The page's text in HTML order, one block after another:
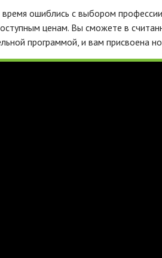
время ошиблись с выбором
ценам. Вы сможете в
программой, и вам присвоена